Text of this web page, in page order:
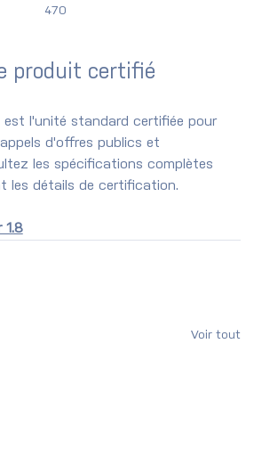
470
produit certifié
est l'unité standard certifiée pour
d'offres publics et
les spécifications complètes
les détails de certification.
1.8
Voir tout